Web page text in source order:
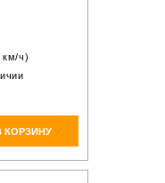
км/ч)
КОРЗИНУ